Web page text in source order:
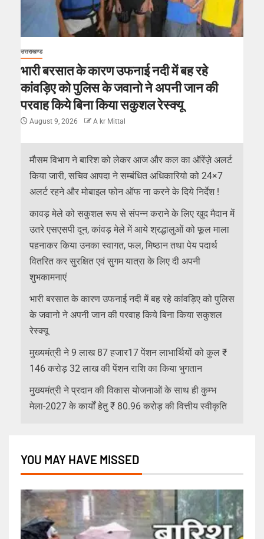
उत्तराखण्ड
भारी बरसात के कारण उफनाई नदी में बह रहे
कांवड़िए को पुलिस के जवानो ने अपनी जान की
परवाह किये बिना किया सकुशल रेस्क्यू
August 9, 2026 A kr Mittal
मौसम विभाग ने बारिश को लेकर आज और कल का ऑरेंज़े अलर्ट
किया जारी, सचिव आपदा ने सम्बंधित अधिकारियो को 24×7
अलर्ट रहने और मोबाइल फोन ऑफ ना करने के दिये निर्देश !
कावड़ मेले को सकुशल रूप से संपन्न कराने के लिए खुद मैदान में
उतरे एसएसपी दून, कांवड़ मेले में आये श्रद्धालुओं को फूल माला
पहनाकर किया उनका स्वागत, फल, मिष्ठान तथा पेय पदार्थ
वितरित कर सुरक्षित एवं सुगम यात्रा के लिए दी अपनी
शुभकामनाएं
भारी बरसात के कारण उफनाई नदी में बह रहे कांवड़िए को पुलिस
के जवानो ने अपनी जान की परवाह किये बिना किया सकुशल
रेस्क्यू
मुख्यमंत्री ने 9 लाख 87 हजार17 पेंशन लाभार्थियों को कुल ₹
146 करोड़ 32 लाख की पेंशन राशि का किया भुगतान
मुख्यमंत्री ने प्रदान की विकास योजनाओं के साथ ही कुम्भ
मेला-2027 के कार्यों हेतु ₹ 80.96 करोड़ की वित्तीय स्वीकृति
YOU MAY HAVE MISSED